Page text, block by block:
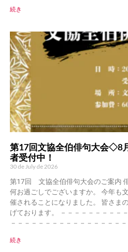
続き
第17回文協全伯俳句大会◇8
者受付中！
30 de July de 2026
第17回 文協全伯俳句大会のご案内
何お過ごしでございますか。 今年も
催されることになりました。 皆さま
げております。 －－－－－－－－－
－－－－－－－－－－－－－－－－
続き